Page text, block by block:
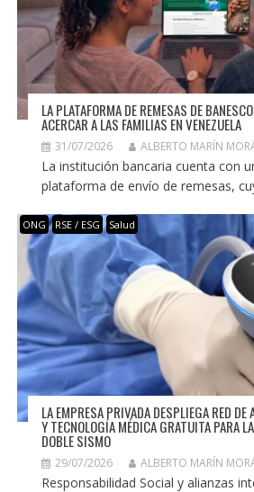
LA PLATAFORMA DE REMESAS DE
ACERCAR A LAS FAMILIAS EN VENEZUELA
31/07/2026 ALBERTO MARÍN
La institución bancaria cuenta con
plataforma de envío de remesas,
ONG RSE / ESG Salud
LA EMPRESA PRIVADA DESPLIEGA RED
Y TECNOLOGÍA MÉDICA GRATUITA PARA
DOBLE SISMO
29/07/2026 ALBERTO MARÍN
Responsabilidad Social y alianzas